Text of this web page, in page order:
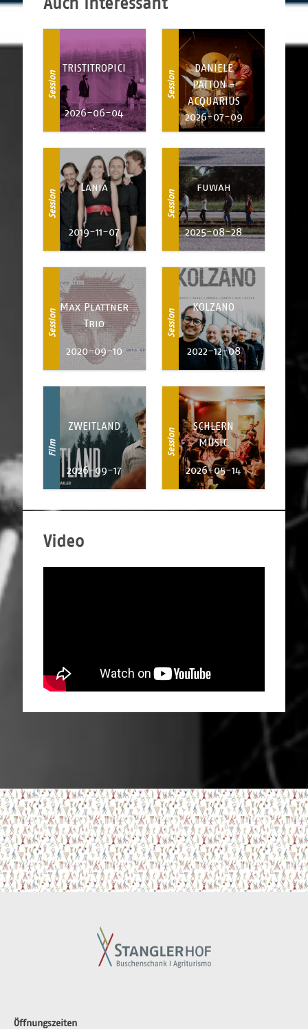
Session
TRISTITROPICI
2026-06-04
Session
DANIELE
PATTON -
ACQUARIUS
2026-07-09
Session
Lania
2019-11-07
Session
fuwah
2025-08-28
Session
Max Plattner
Trio
2020-09-10
Session
KOLZANO
2022-12-08
Film
ZWEITLAND
2026-09-17
Session
SCHLERN
MUSIC
2026-05-14
Video
Öffnungszeiten